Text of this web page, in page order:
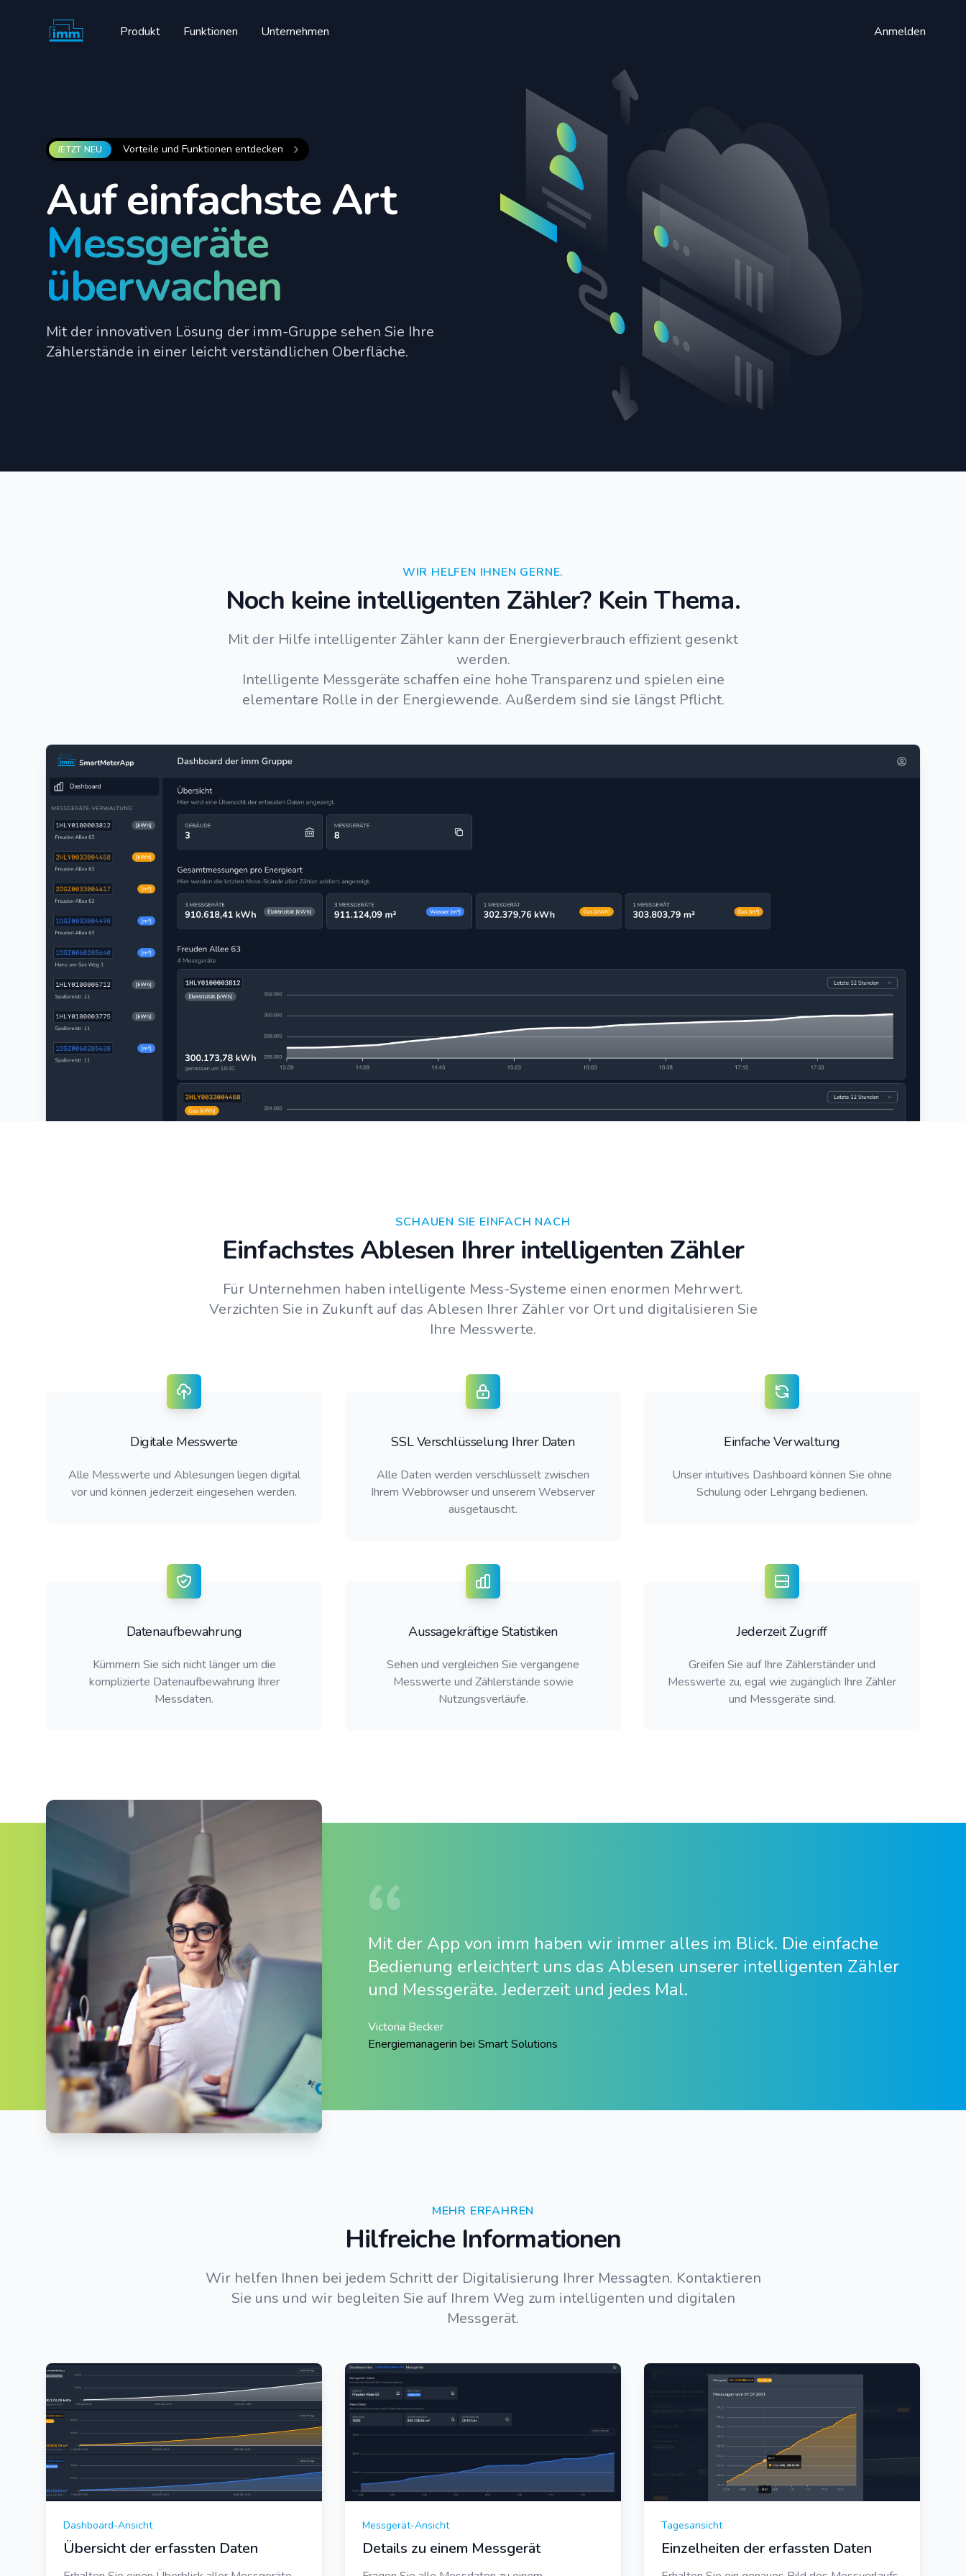
Produkt Funktionen Unternehmen Anmelden
JETZT NEU Vorteile und Funktionen entdecken
Auf einfachste Art
Messgeräte
überwachen
Mit der innovativen Lösung der imm-Gruppe sehen Sie Ihre
Zählerstände in einer leicht verständlichen Oberfläche.
WIR HELFEN IHNEN GERNE.
Noch keine intelligenten Zähler? Kein Thema.
Mit der Hilfe intelligenter Zähler kann der Energieverbrauch effizient gesenkt
werden.
Intelligente Messgeräte schaffen eine hohe Transparenz und spielen eine
elementare Rolle in der Energiewende. Außerdem sind sie längst Pflicht.
SCHAUEN SIE EINFACH NACH
Einfachstes Ablesen Ihrer intelligenten Zähler
Für Unternehmen haben intelligente Mess-Systeme einen enormen Mehrwert.
Verzichten Sie in Zukunft auf das Ablesen Ihrer Zähler vor Ort und digitalisieren Sie
Ihre Messwerte.
Digitale Messwerte
Alle Messwerte und Ablesungen liegen digital
vor und können jederzeit eingesehen werden.
SSL Verschlüsselung Ihrer Daten
Alle Daten werden verschlüsselt zwischen
Ihrem Webbrowser und unserem Webserver
ausgetauscht.
Einfache Verwaltung
Unser intuitives Dashboard können Sie ohne
Schulung oder Lehrgang bedienen.
Datenaufbewahrung
Kümmern Sie sich nicht länger um die
komplizierte Datenaufbewahrung Ihrer
Messdaten.
Aussagekräftige Statistiken
Sehen und vergleichen Sie vergangene
Messwerte und Zählerstände sowie
Nutzungsverläufe.
Jederzeit Zugriff
Greifen Sie auf Ihre Zählerständer und
Messwerte zu, egal wie zugänglich Ihre Zähler
und Messgeräte sind.
Mit der App von imm haben wir immer alles im Blick. Die einfache
Bedienung erleichtert uns das Ablesen unserer intelligenten Zähler
und Messgeräte. Jederzeit und jedes Mal.
Victoria Becker
Energiemanagerin bei Smart Solutions
MEHR ERFAHREN
Hilfreiche Informationen
Wir helfen Ihnen bei jedem Schritt der Digitalisierung Ihrer Messagten. Kontaktieren
Sie uns und wir begleiten Sie auf Ihrem Weg zum intelligenten und digitalen
Messgerät.
Dashboard-Ansicht
Übersicht der erfassten Daten
Messgerät-Ansicht
Details zu einem Messgerät
Tagesansicht
Einzelheiten der erfassten Daten